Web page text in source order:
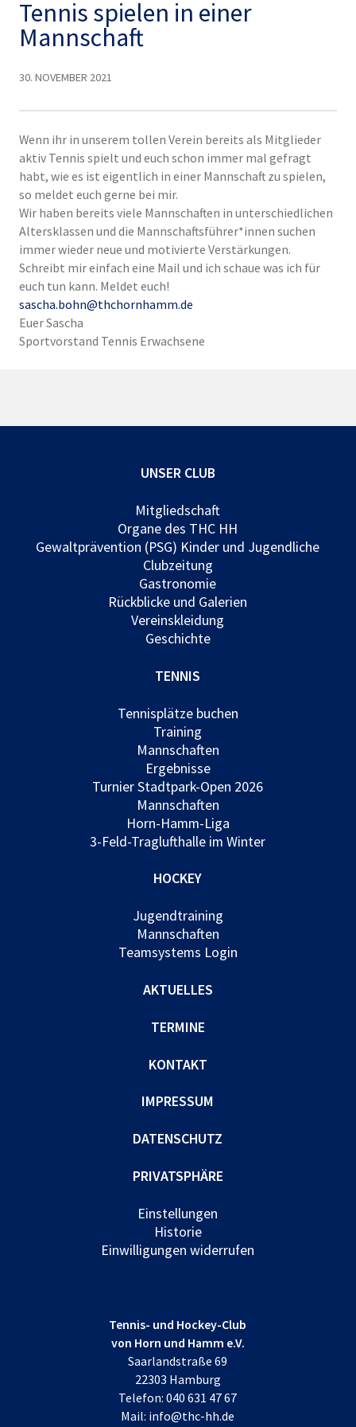
Tennis spielen in einer
Mannschaft
30. NOVEMBER 2021
Wenn ihr in unserem tollen Verein bereits als Mitglieder
aktiv Tennis spielt und euch schon immer mal gefragt
habt, wie es ist eigentlich in einer Mannschaft zu spielen,
so meldet euch gerne bei mir.
Wir haben bereits viele Mannschaften in unterschiedlichen
Altersklassen und die Mannschaftsführer*innen suchen
immer wieder neue und motivierte Verstärkungen.
Schreibt mir einfach eine Mail und ich schaue was ich für
euch tun kann. Meldet euch!
sascha.bohn@thchornhamm.de
Euer Sascha
Sportvorstand Tennis Erwachsene
UNSER CLUB
Mitgliedschaft
Organe des THC HH
Gewaltprävention (PSG) Kinder und Jugendliche
Clubzeitung
Gastronomie
Rückblicke und Galerien
Vereinskleidung
Geschichte
TENNIS
Tennisplätze buchen
Training
Mannschaften
Ergebnisse
Turnier Stadtpark-Open 2026
Mannschaften
Horn-Hamm-Liga
3-Feld-Traglufthalle im Winter
HOCKEY
Jugendtraining
Mannschaften
Teamsystems Login
AKTUELLES
TERMINE
KONTAKT
IMPRESSUM
DATENSCHUTZ
PRIVATSPHÄRE
Einstellungen
Historie
Einwilligungen widerrufen
Tennis- und Hockey-Club
von Horn und Hamm e.V.
Saarlandstraße 69
22303 Hamburg
Telefon:040 631 47 67
Mail: info@thc-hh.de